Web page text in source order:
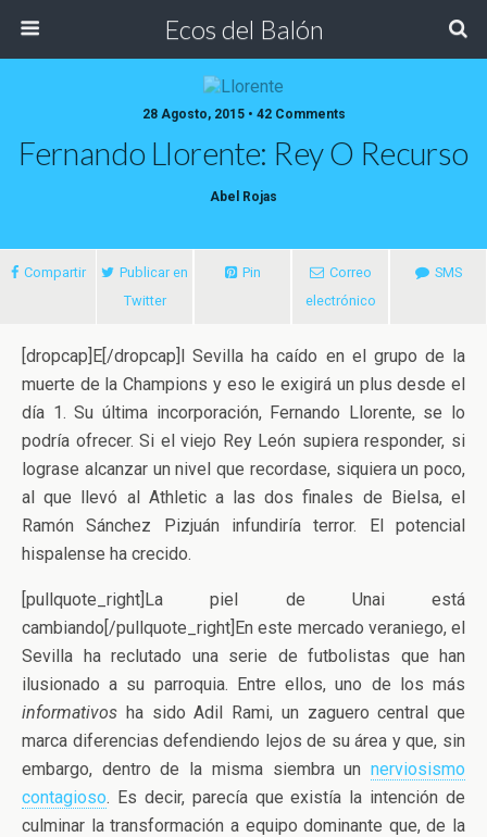
Ecos del Balón
28 Agosto, 2015 • 42 Comments
Fernando Llorente: Rey O Recurso
Abel Rojas
Compartir
Publicar en
Twitter
Pin
Correo
electrónico
SMS
[dropcap]E[/dropcap]l Sevilla ha caído en el grupo de la
muerte de la Champions y eso le exigirá un plus desde el
día 1. Su última incorporación, Fernando Llorente, se lo
podría ofrecer. Si el viejo Rey León supiera responder, si
lograse alcanzar un nivel que recordase, siquiera un poco,
al que llevó al Athletic a las dos finales de Bielsa, el
Ramón Sánchez Pizjuán infundiría terror. El potencial
hispalense ha crecido.
[pullquote_right]La piel de Unai está
cambiando[/pullquote_right]En este mercado veraniego, el
Sevilla ha reclutado una serie de futbolistas que han
ilusionado a su parroquia. Entre ellos, uno de los más
informativos ha sido Adil Rami, un zaguero central que
marca diferencias defendiendo lejos de su área y que, sin
embargo, dentro de la misma siembra un nerviosismo
contagioso. Es decir, parecía que existía la intención de
culminar la transformación a equipo dominante que, de la